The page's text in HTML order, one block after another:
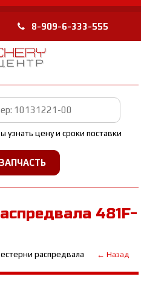
8-909-6-333-555
цену и сроки поставки
481F-
распредвала ← Назад